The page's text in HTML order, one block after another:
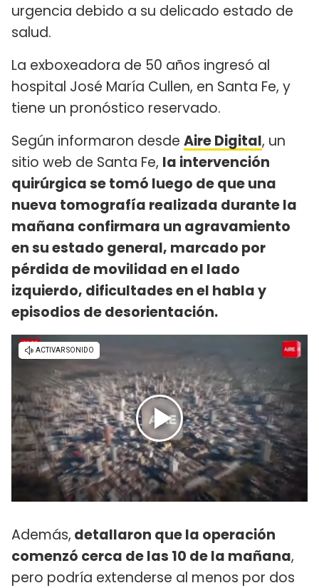
urgencia debido a su delicado estado de
salud.
La exboxeadora de 50 años ingresó al
hospital José María Cullen, en Santa Fe, y
tiene un pronóstico reservado.
Según informaron desde Aire Digital, un
sitio web de Santa Fe, la intervención
quirúrgica se tomó luego de que una
nueva tomografía realizada durante la
mañana confirmara un agravamiento
en su estado general, marcado por
pérdida de movilidad en el lado
izquierdo, dificultades en el habla y
episodios de desorientación.
Además, detallaron que la operación
comenzó cerca de las 10 de la mañana,
pero podría extenderse al menos por dos